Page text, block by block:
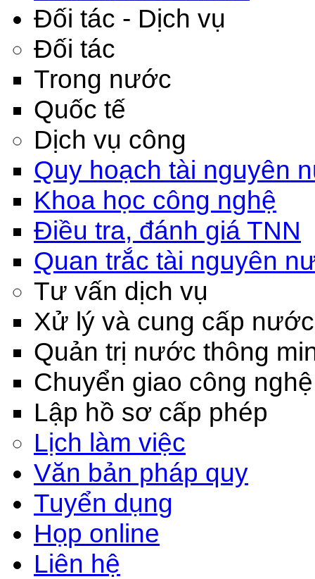
Đối tác - Dịch vụ
Đối tác
Trong nước
Quốc tế
Dịch vụ công
Quy hoạch tài nguyên
Khoa học công nghệ
Điều tra, đánh giá TNN
Quan trắc tài nguyên
Tư vấn dịch vụ
Xử lý và cung cấp nước
Quản trị nước thông
Chuyển giao công nghệ
Lập hồ sơ cấp phép
Lịch làm việc
Văn bản pháp quy
Tuyển dụng
Họp online
Liên hệ